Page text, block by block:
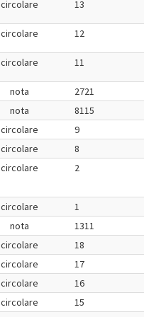
circolare 13
circolare 12
circolare 11
nota 2721
nota 8115
circolare 9
circolare 8
circolare 2
circolare 1
nota 1311
circolare 18
circolare 17
circolare 16
circolare 15